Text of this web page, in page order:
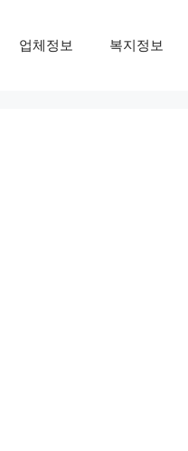
업체정보 복지정보